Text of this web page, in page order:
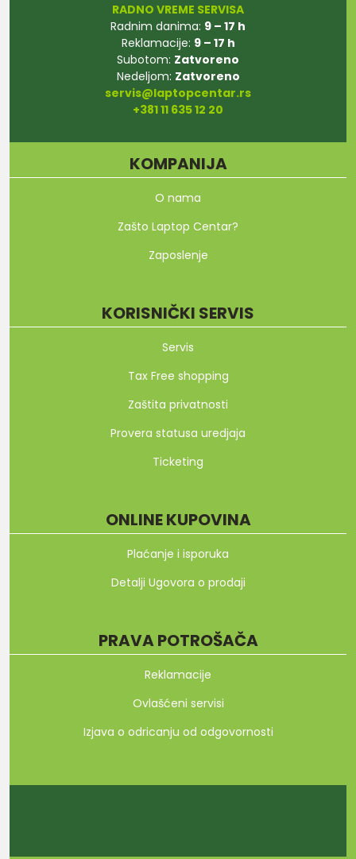
RADNO VREME SERVISA
Radnim danima: 9 – 17 h
Reklamacije: 9 – 17 h
Subotom: Zatvoreno
Nedeljom: Zatvoreno
servis@laptopcentar.rs
+381 11 635 12 20
KOMPANIJA
O nama
Zašto Laptop Centar?
Zaposlenje
KORISNIČKI SERVIS
Servis
Tax Free shopping
Zaštita privatnosti
Provera statusa uredjaja
Ticketing
ONLINE KUPOVINA
Plaćanje i isporuka
Detalji Ugovora o prodaji
PRAVA POTROŠAČA
Reklamacije
Ovlašćeni servisi
Izjava o odricanju od odgovornosti